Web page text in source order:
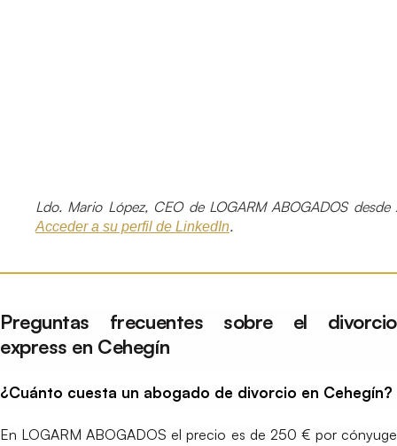
Ldo. Mario López, CEO de LOGARM ABOGADOS
Acceder a su perfil de LinkedIn.
Preguntas frecuentes sobre el divorcio
express en Cehegín
¿Cuánto cuesta un abogado de divorcio en Cehegín?
En LOGARM ABOGADOS el precio es de 250 € por cónyuge